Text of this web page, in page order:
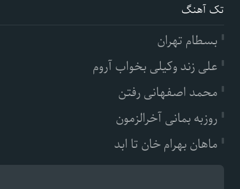
تک آهنگ
بسطام تهران
علی زند وکیلی بخواب آروم
محمد اصفهانی رفتن
روزبه بمانی آخرالزمون
ماهان بهرام خان تا ابد